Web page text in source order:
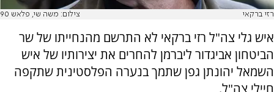
רזי ברקאי צילום: משה שי, פלאש 90
איש גלי צה"ל רזי ברקאי לא התרשם מהנחייתו של שר
הביטחון אביגדור ליברמן להחרים את יצירותיו של איש
השמאל יהונתן גפן שתמך בנערה הפלסטינית שתקפה